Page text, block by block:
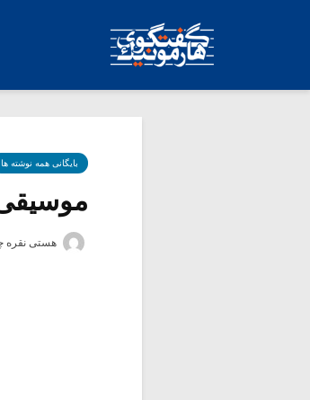
بایگانی همه نوشته ها
موسیقى
هستی نقره